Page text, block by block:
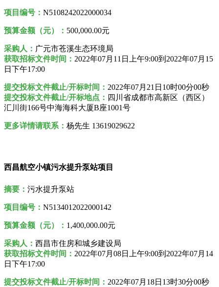
项目编号： N5108242022000034
预算金额（元）： 500,000.00元
采购人 ： 广元市苍溪生态环境局
获取招标文件时间： 2022年07月11日上午9:00到2022年07月15
日下午17:00
提交投标文件截止/开标时间： 2022年07月21日10时00分00秒
提交投标文件截止/开标地点： 四川省成都市高新区（西区）
汇川街166号中海海科大厦B座1001号
更多详情请联系： 杨先生 13619029622
西昌航空小镇污水提升泵站项目
摘要： 污水提升泵站
项目编号： N5134012022000142
预算金额（元）： 1,400,000.00元
采购人 ： 西昌市住房和城乡建设局
获取招标文件时间： 2022年07月08日上午9:00到2022年07月14
日下午17:00
提交投标文件截止/开标时间： 2022年07月18日13时30分00秒